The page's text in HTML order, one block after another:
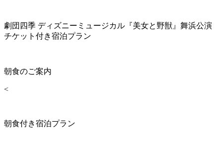
劇団四季 ディズニーミュージカル『美女と野獣』舞浜公演
チケット付き宿泊プラン
朝食のご案内
<
朝食付き宿泊プラン